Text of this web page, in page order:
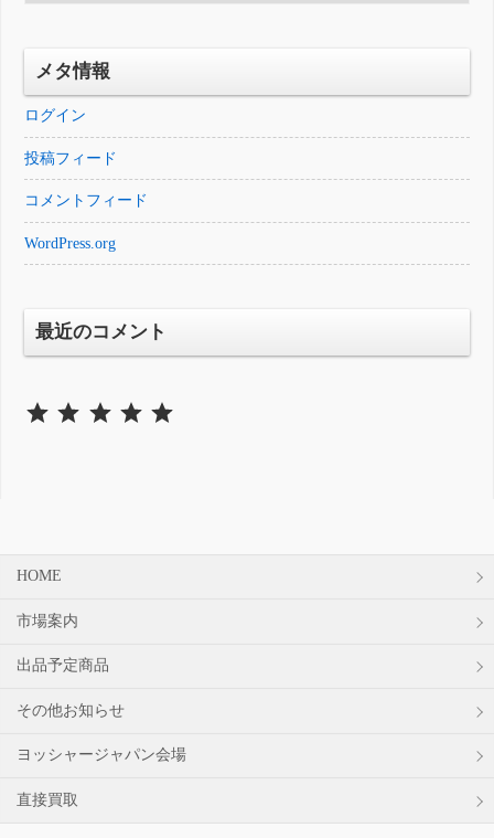
イ
ブメタ情報
ログイン
投稿フィード
コメントフィード
WordPress.org
最近のコメント
⭐ ⭐⭐
HOME
市場案内
出品予定商品
その他お知らせ
ヨッシャージャパン会場
直接買取